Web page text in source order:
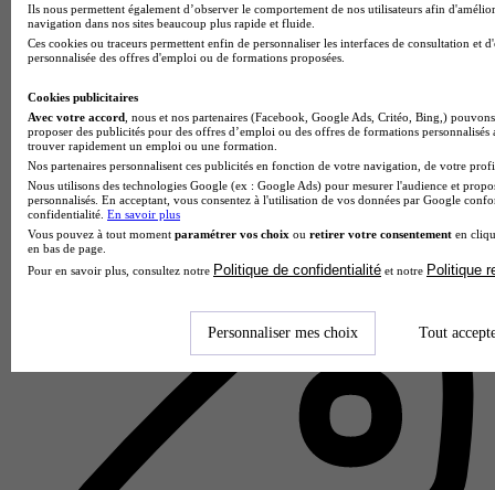
H3 HITEMA
4.3
31 avis
Paris 15e
Ils nous permettent également d’observer le comportement de nos utilisateurs afin
navigation dans nos sites beaucoup plus rapide et fluide.
Ces cookies ou traceurs permettent enfin de personnaliser les interfaces de consultation et
personnalisée des offres d'emploi ou de formations proposées.
Cookies publicitaires
Avec votre accord , nous et nos partenaires (Facebook, Google Ads, Critéo, Bing,)
proposer des publicités pour des offres d’emploi ou des offres de formations
trouver rapidement un emploi ou une formation.
Nos partenaires personnalisent ces publicités en fonction de votre navigation, de votre
Nous utilisons des technologies Google (ex : Google Ads) pour mesurer l'audience et
personnalisés. En acceptant, vous consentez à l'utilisation de vos données par Google
confidentialité. En savoir plus
Vous pouvez à tout moment paramétrer vos choix ou retirer votre consentement en
en bas de page.
Pour en savoir plus, consultez notre Politique de confidentialité et notre Politique
Personnaliser mes choix Tout